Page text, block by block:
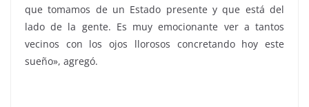
que tomamos de un Estado presente y que está del
lado de la gente. Es muy emocionante ver a tantos
vecinos con los ojos llorosos concretando hoy este
sueño», agregó.